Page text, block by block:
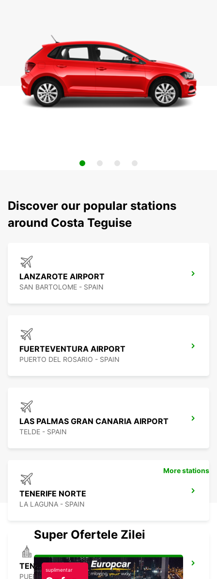
Discover our popular stations
around Costa Teguise
LANZAROTE AIRPORT
SAN BARTOLOME - SPAIN
FUERTEVENTURA AIRPORT
PUERTO DEL ROSARIO - SPAIN
LAS PALMAS GRAN CANARIA AIRPORT
TELDE - SPAIN
TENERIFE NORTE
LA LAGUNA - SPAIN
TENERIFE PUERTO DE LA CRUZ LA PAZ
PUERTO DE LA CRUZ - SPAIN
More stations
Super Ofertele Zilei
suplimentar